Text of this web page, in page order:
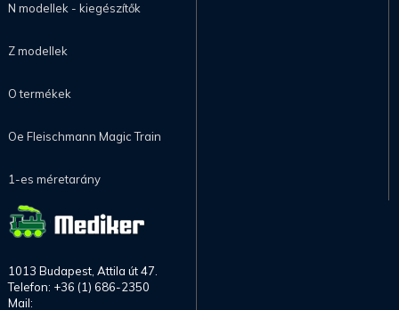
N modellek - kiegészítők
Z modellek
O termékek
Oe Fleischmann Magic Train
1-es méretarány
1013 Budapest, Attila út 47.
Telefon: +36 (1) 686-2350
Mail: